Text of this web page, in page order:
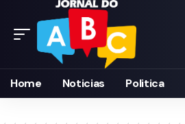
Home Noticias Politica